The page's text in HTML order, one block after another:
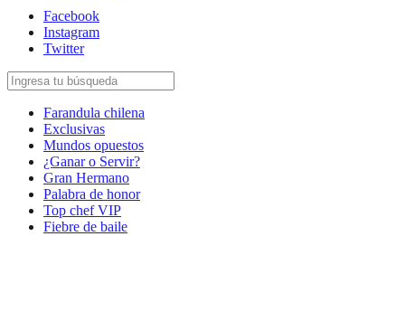
Facebook
Instagram
Twitter
Farandula chilena
Exclusivas
Mundos opuestos
¿Ganar o Servir?
Gran Hermano
Palabra de honor
Top chef VIP
Fiebre de baile